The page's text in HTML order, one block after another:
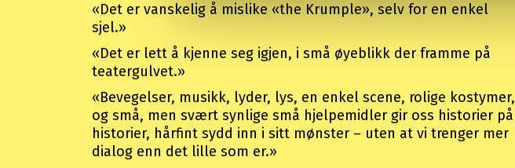
«Det er vanskelig å mislike «the Krumple», selv for en enkel
sjel.»
«Det er lett å kjenne seg igjen, i små øyeblikk der framme på
teatergulvet.»
«Bevegelser, musikk, lyder, lys, en enkel scene, rolige kostymer,
og små, men svært synlige små hjelpemidler gir oss historier på
historier, hårfint sydd inn i sitt mønster – uten at vi trenger mer
dialog enn det lille som er.»